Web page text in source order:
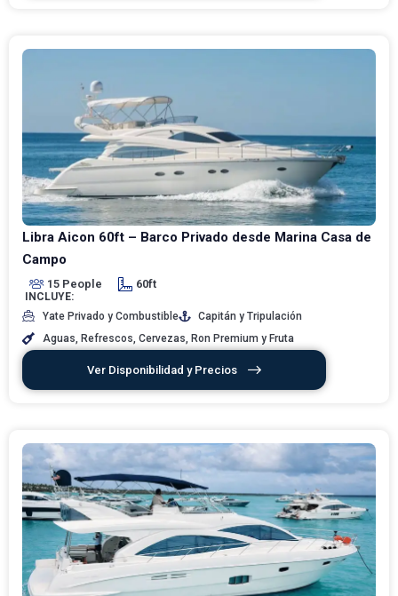
Libra Aicon 60ft – Barco Privado desde Marina Casa de
Campo
15 People 60ft
INCLUYE:
Yate Privado y Combustible
Capitán y Tripulación
Aguas, Refrescos, Cervezas, Ron Premium y Fruta
Ver Disponibilidad y Precios